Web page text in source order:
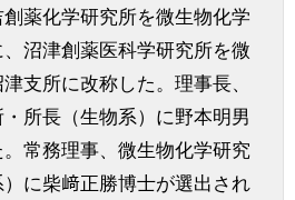
薬化学研究所を微生物化学
沼津創薬医科学研究所を微
支所に改称した。理事長、
所長（生物系）に野本明男
常務理事、微生物化学研究
に柴﨑正勝博士が選出され